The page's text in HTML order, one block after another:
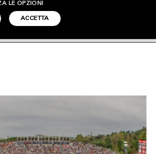
STYLE
FOOTWEAR
ACCETTA
LE OPZIONI